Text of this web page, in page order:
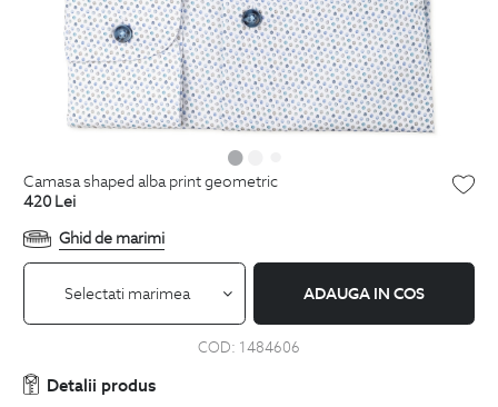
camasa shaped alba print geometric
420 Lei
Ghid de marimi
Selectati marimea ADAUGA IN COS
COD: 1484606
Detalii produs